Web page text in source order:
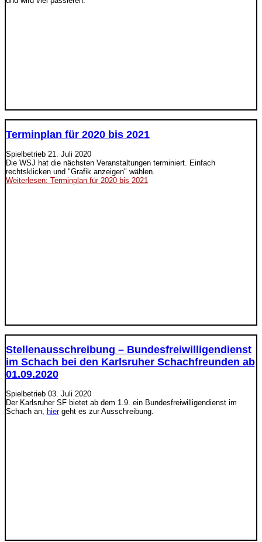
Terminplan für 2020 bis 2021
Spielbetrieb 21. Juli 2020
Die WSJ hat die nächsten Veranstaltungen terminiert. Einfach
rechtsklicken und "Grafik anzeigen" wählen.
Weiterlesen: Terminplan für 2020 bis 2021
Stellenausschreibung – Bundesfreiwilligendienst
im Schach bei den Karlsruher Schachfreunden ab
01.09.2020
Spielbetrieb 03. Juli 2020
Der Karlsruher SF bietet ab dem 1.9. ein Bundesfreiwilligendienst im
Schach an,
hiergeht es zur Ausschreibung.